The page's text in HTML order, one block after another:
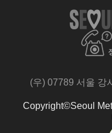
(우) 07789 서울 강
Copyright©Seoul